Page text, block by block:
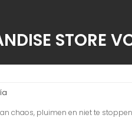
STORE
chaos, pluimen en niet te